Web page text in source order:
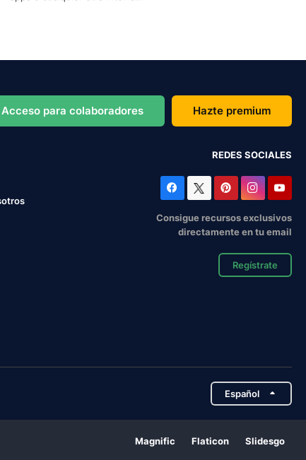
Acceso para colaboradores Hazte premium
REDES SOCIALES
Consigue recursos exclusivos
directamente en tu email
Regístrate
Español
Magnific Flaticon Slidesgo